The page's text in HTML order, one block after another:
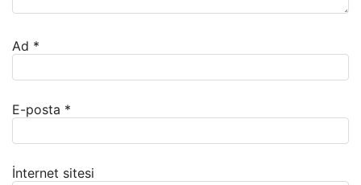
Ad *
E-posta *
İnternet sitesi